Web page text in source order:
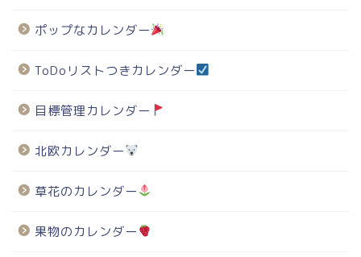
ポップなカレンダー
ToDoリストつきカレンダー
目標管理カレンダー
北欧カレンダー
草花のカレンダー
果物のカレンダー